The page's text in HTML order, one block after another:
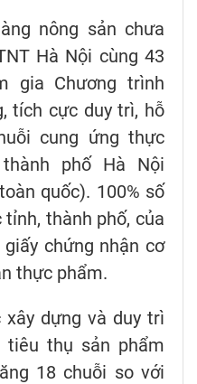
nông sản chưa
Hà Nội cùng 43
gia Chương trình
tích cực duy trì, hỗ
cung ứng thực
phố Hà Nội
quốc). 100% số
thành phố, của
chứng nhận cơ
thực phẩm.
dựng và duy trì
tiêu thụ sản phẩm
18 chuỗi so với